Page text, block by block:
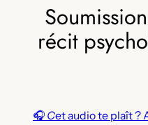
récit
🎧 Cet audio te plaît ?